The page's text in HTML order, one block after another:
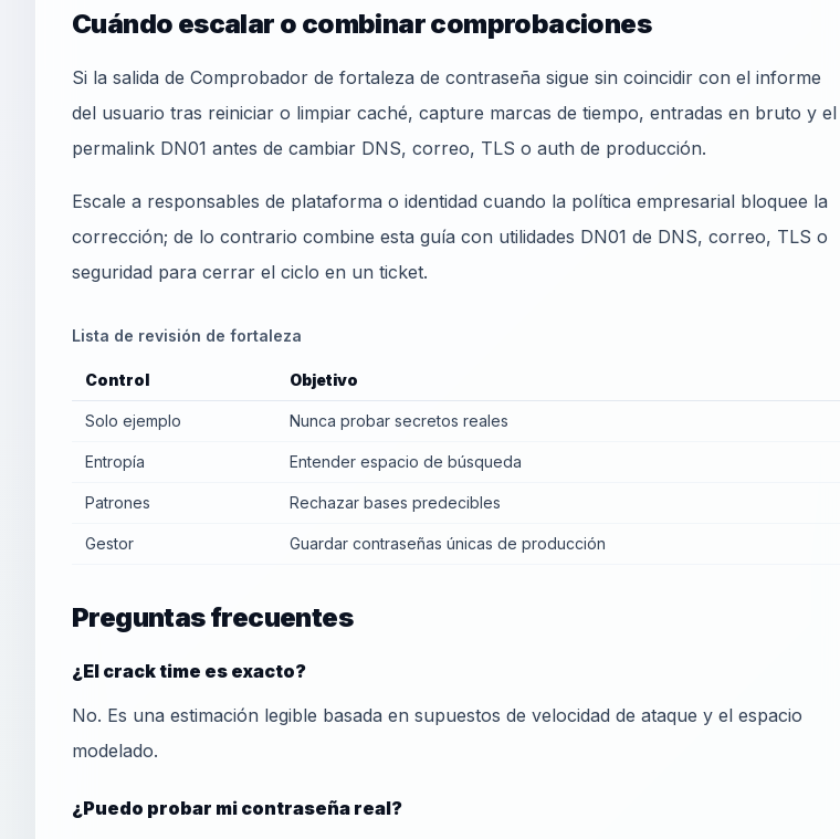
Cuándo escalar o combinar comprobaciones
Si la salida de Comprobador de fortaleza de contraseña sigue sin coincidir con el informe
del usuario tras reiniciar o limpiar caché, capture marcas de tiempo, entradas en bruto y el
permalink DN01 antes de cambiar DNS, correo, TLS o auth de producción.
Escale a responsables de plataforma o identidad cuando la política empresarial bloquee la
corrección; de lo contrario combine esta guía con utilidades DN01 de DNS, correo, TLS o
seguridad para cerrar el ciclo en un ticket.
Lista de revisión de fortaleza
Control Objetivo
Solo ejemplo Nunca probar secretos reales
Entropía Entender espacio de búsqueda
Patrones Rechazar bases predecibles
Gestor Guardar contraseñas únicas de producción
Preguntas frecuentes
¿El crack time es exacto?
No. Es una estimación legible basada en supuestos de velocidad de ataque y el espacio
modelado.
¿Puedo probar mi contraseña real?